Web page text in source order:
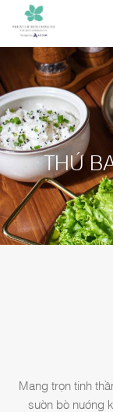
THỨ
Mang trọn tinh
sườn bò nướng